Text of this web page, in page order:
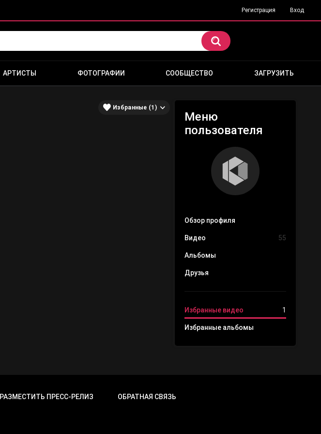
Регистрация Вход
АРТИСТЫ ФОТОГРАФИИ СООБЩЕСТВО ЗАГРУЗИТЬ
Меню
пользователя
Обзор профиля
Видео 55
Альбомы
Друзья
Избранные видео 1
Избранные альбомы
Избранные (1)
РАЗМЕСТИТЬ ПРЕСС-РЕЛИЗ ОБРАТНАЯ СВЯЗЬ